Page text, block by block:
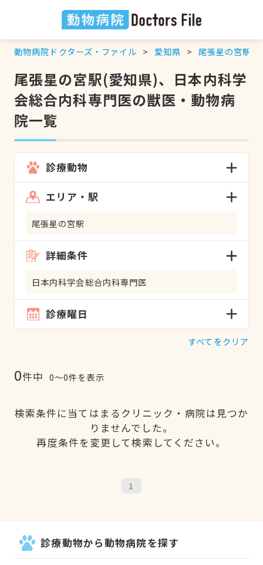
動物病院ドクターズ・ファイル 愛知県 尾張星の宮駅
尾張星の宮駅(愛知県)、日本内科学
会総合内科専門医の獣医・動物病
院一覧
診療動物
エリア・駅
尾張星の宮駅
詳細条件
日本内科学会総合内科専門医
診療曜日
すべてをクリア
0件中 0〜0件を表示
検索条件に当てはまるクリニック・病院は見つか
りませんでした。
再度条件を変更して検索してください。
1
診療動物から動物病院を探す